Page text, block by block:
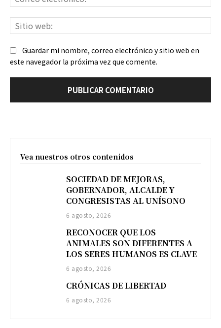
Guardar mi nombre, correo electrónico y sitio web en
este navegador la próxima vez que comente.
Vea nuestros otros contenidos
SOCIEDAD DE MEJORAS,
GOBERNADOR, ALCALDE Y
CONGRESISTAS AL UNÍSONO
6 agosto, 2026
RECONOCER QUE LOS
ANIMALES SON DIFERENTES A
LOS SERES HUMANOS ES CLAVE
6 agosto, 2026
CRÓNICAS DE LIBERTAD
6 agosto, 2026